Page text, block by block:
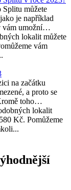
Splitu můžete
je například
vám umožní…
lokalit můžete
vám
na začátku
a proto se
toho…
lokalit
Kč. Pomůžeme